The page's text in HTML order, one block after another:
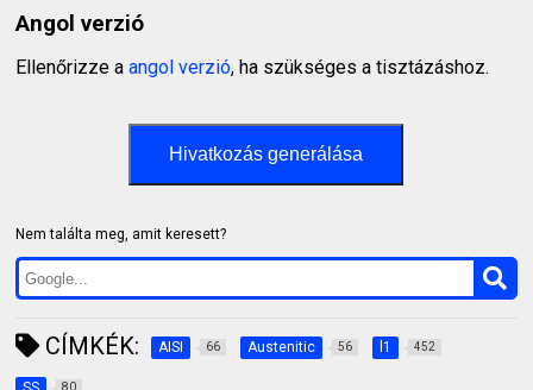
Angol verzió
Ellenőrizze aangol verzió, ha szükséges a tisztázáshoz.
Hivatkozás generálása
Nem találta meg, amit keresett?
CÍMKÉK: AISI 66 Austenitic 56 l1 452
80